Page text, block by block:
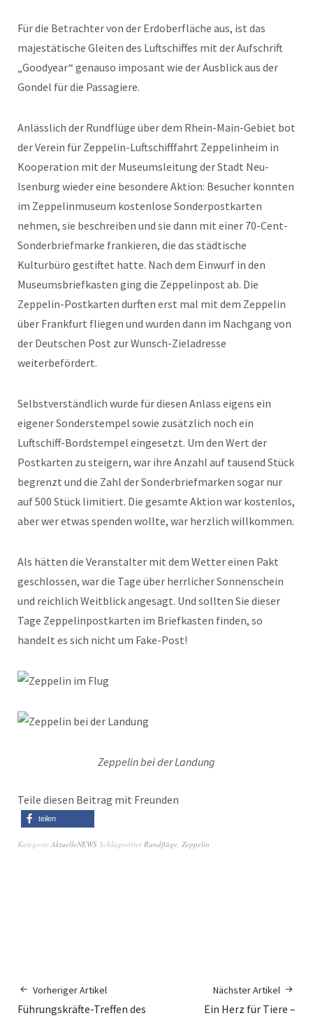
Für die Betrachter von der Erdoberfläche aus, ist das
majestätische Gleiten des Luftschiffes mit der Aufschrift
„Goodyear“ genauso imposant wie der Ausblick aus der
Gondel für die Passagiere.
Anlässlich der Rundflüge über dem Rhein-Main-Gebiet bot
der Verein für Zeppelin-Luftschifffahrt Zeppelinheim in
Kooperation mit der Museumsleitung der Stadt Neu-
Isenburg wieder eine besondere Aktion: Besucher konnten
im Zeppelinmuseum kostenlose Sonderpostkarten
nehmen, sie beschreiben und sie dann mit einer 70-Cent-
Sonderbriefmarke frankieren, die das städtische
Kulturbüro gestiftet hatte. Nach dem Einwurf in den
Museumsbriefkasten ging die Zeppelinpost ab. Die
Zeppelin-Postkarten durften erst mal mit dem Zeppelin
über Frankfurt fliegen und wurden dann im Nachgang von
der Deutschen Post zur Wunsch-Zieladresse
weiterbefördert.
Selbstverständlich wurde für diesen Anlass eigens ein
eigener Sonderstempel sowie zusätzlich noch ein
Luftschiff-Bordstempel eingesetzt. Um den Wert der
Postkarten zu steigern, war ihre Anzahl auf tausend Stück
begrenzt und die Zahl der Sonderbriefmarken sogar nur
auf 500 Stück limitiert. Die gesamte Aktion war kostenlos,
aber wer etwas spenden wollte, war herzlich willkommen.
Als hätten die Veranstalter mit dem Wetter einen Pakt
geschlossen, war die Tage über herrlicher Sonnenschein
und reichlich Weitblick angesagt. Und sollten Sie dieser
Tage Zeppelinpostkarten im Briefkasten finden, so
handelt es sich nicht um Fake-Post!
Zeppelin bei der Landung
Teile diesen Beitrag mit Freunden
teilen
Kategorie AktuelleNEWS SchlagwörterRundflüge, Zeppelin
Vorheriger Artikel
Führungskräfte-Treffen des
Nächster Artikel
Ein Herz für Tiere –